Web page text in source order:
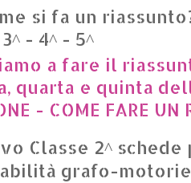
si fa un
- 4^ - 5^
a fare il
quarta e quinta
- COME FARE UN
Classe 2^
grafo-motorie